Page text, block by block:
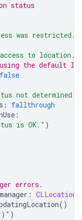
status
was restricted."
to location."
the default
false
not determined."
:
fallthrough
:
is OK." )
errors.
manager :
()
) " )